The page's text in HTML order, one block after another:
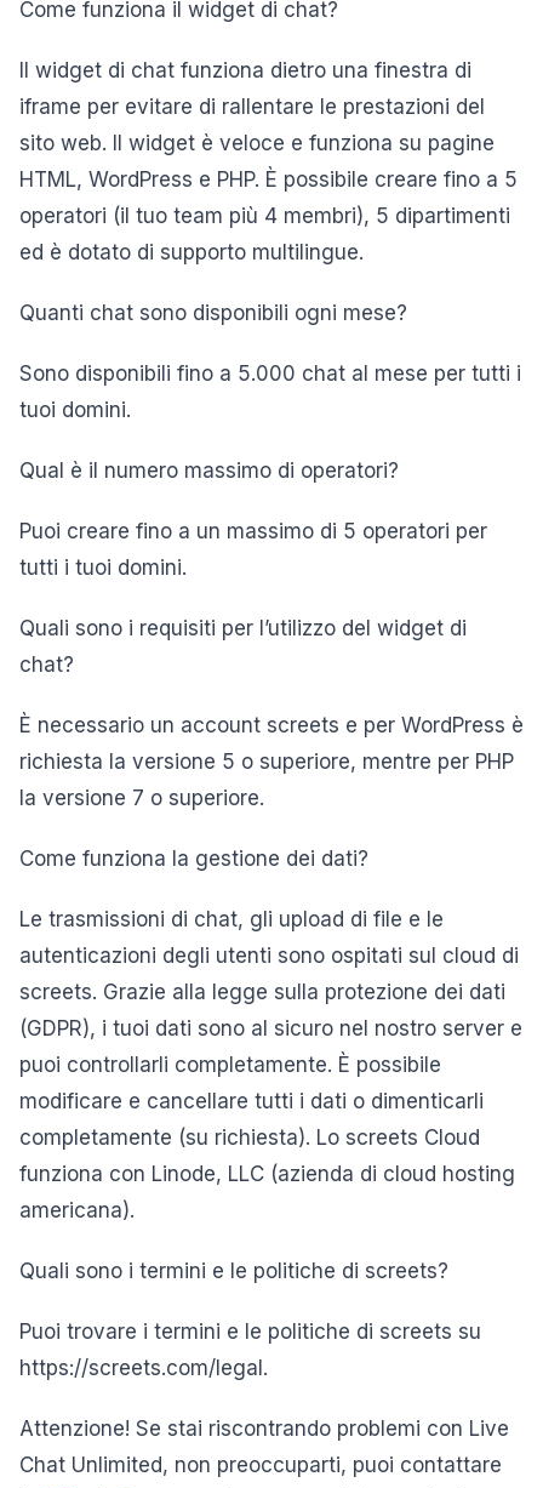
Come funziona il widget di chat?
Il widget di chat funziona dietro una finestra di
iframe per evitare di rallentare le prestazioni del
sito web. Il widget è veloce e funziona su pagine
HTML, WordPress e PHP. È possibile creare fino a 5
operatori (il tuo team più 4 membri), 5 dipartimenti
ed è dotato di supporto multilingue.
Quanti chat sono disponibili ogni mese?
Sono disponibili fino a 5.000 chat al mese per tutti i
tuoi domini.
Qual è il numero massimo di operatori?
Puoi creare fino a un massimo di 5 operatori per
tutti i tuoi domini.
Quali sono i requisiti per l’utilizzo del widget di
chat?
È necessario un account screets e per WordPress è
richiesta la versione 5 o superiore, mentre per PHP
la versione 7 o superiore.
Come funziona la gestione dei dati?
Le trasmissioni di chat, gli upload di file e le
autenticazioni degli utenti sono ospitati sul cloud di
screets. Grazie alla legge sulla protezione dei dati
(GDPR), i tuoi dati sono al sicuro nel nostro server e
puoi controllarli completamente. È possibile
modificare e cancellare tutti i dati o dimenticarli
completamente (su richiesta). Lo screets Cloud
funziona con Linode, LLC (azienda di cloud hosting
americana).
Quali sono i termini e le politiche di screets?
Puoi trovare i termini e le politiche di screets su
https://screets.com/legal.
Attenzione! Se stai riscontrando problemi con Live
Chat Unlimited, non preoccuparti, puoi contattare